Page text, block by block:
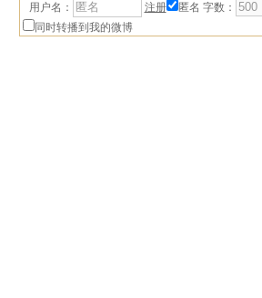
用户名： 注册 匿名 字数：
同时转播到我的微博